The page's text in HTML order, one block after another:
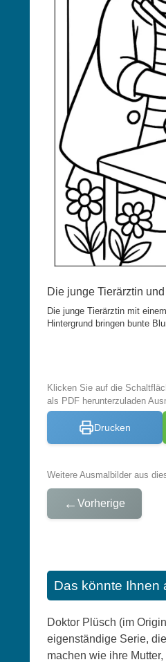
Die junge Tierärztin
Die junge Tierärztin mit
Hintergrund bringen bunte
Klicken Sie auf die
als PDF herunterzuladen
Drucken
Weitere Ausmalbilder aus
← Vorherige
Das könnte Ihnen
Doktor Plüsch (im
eigenständige Serie,
machen wie ihre